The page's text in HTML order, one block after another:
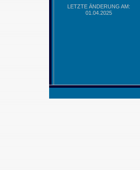
LETZTE ÄNDERUNG AM:
01.04.2025